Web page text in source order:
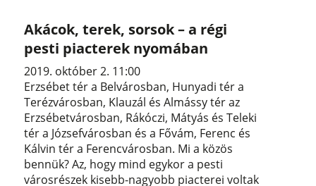
Akácok, terek, sorsok – a régi
pesti piacterek nyomában
2019. október 2. 11:00
Erzsébet tér a Belvárosban, Hunyadi tér a
Terézvárosban, Klauzál és Almássy tér az
Erzsébetvárosban, Rákóczi, Mátyás és Teleki
tér a Józsefvárosban és a Fővám, Ferenc és
Kálvin tér a Ferencvárosban. Mi a közös
bennük? Az, hogy mind egykor a pesti
városrészek kisebb-nagyobb piacterei voltak